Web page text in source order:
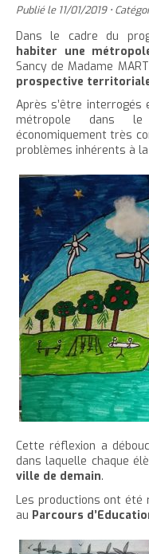
h
è
c
l
e
a
c
c
u
e
l
t
e
r
l
t
a
i
l
e
d
u
t
e
x
t
e
e
r
l
a
a
i
l
l
e
u
t
e
x
t
e
e
r
c
e
e
p
a
g
e
e
r
c
e
o
n
t
e
n
u
Publié le 11/01/2019 •
Dans le cadre du
habiter une
Sancy de Madame
prospective
Après s’être interrogés
métropole dans
économiquement très
problèmes inhérents à la
Cette réflexion a
dans laquelle chaque
ville de demain.
Les productions ont été
au Parcours